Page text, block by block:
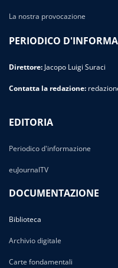
La nostra provocazione
PERIODICO
Direttore: Jacopo Luigi Suraci
Contatta la redazione:
EDITORIA
Periodico d'informazione
euJournalTV
DOCUMENTAZIONE
Biblioteca
Archivio digitale
Carte fondamentali